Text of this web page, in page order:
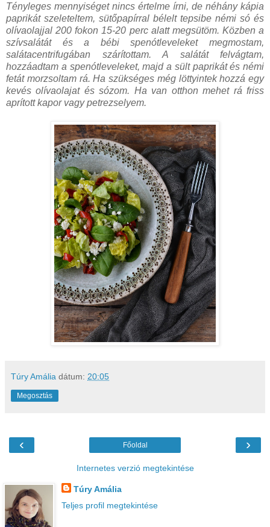
Tényleges mennyiséget nincs értelme írni, de néhány kápia
paprikát szeleteltem, sütőpapírral bélelt tepsibe némi só és
olívaolajjal 200 fokon 15-20 perc alatt megsütöm. Közben a
szívsalátát és a bébi spenótleveleket megmostam,
salátacentrifugában szárítottam. A salátát felvágtam,
hozzáadtam a spenótleveleket, majd a sült paprikát és némi
fetát morzsoltam rá. Ha szükséges még löttyintek hozzá egy
kevés olívaolajat és sózom. Ha van otthon mehet rá friss
aprított kapor vagy petrezselyem.
Túry Amália dátum: 20:05
Megosztás
‹ ›
Főoldal
Internetes verzió megtekintése
Túry Amália
Teljes profil megtekintése